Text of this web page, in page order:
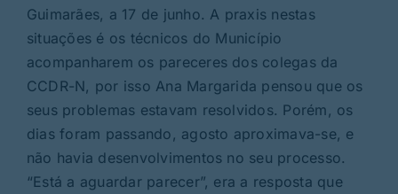
Guimarães, a 17 de junho. A praxis nestas
situações é os técnicos do Município
acompanharem os pareceres dos colegas da
CCDR-N, por isso Ana Margarida pensou que os
seus problemas estavam resolvidos. Porém, os
dias foram passando, agosto aproximava-se, e
não havia desenvolvimentos no seu processo.
“Está a aguardar parecer”, era a resposta que